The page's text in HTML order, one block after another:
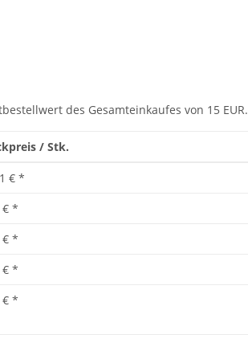
des Gesamteinkaufes von 15 EUR.
/ Stk.
€ *
€ *
€ *
€ *
€ *